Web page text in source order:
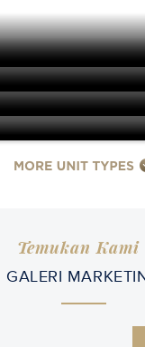
Temukan Kami
GALERI